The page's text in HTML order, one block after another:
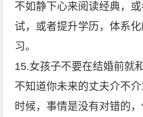
不如静下心来阅读经典，
试，或者提升学历，体系
习。
15.女孩子不要在结婚前就
不知道你未来的丈夫介不
时候，事情是没有对错的